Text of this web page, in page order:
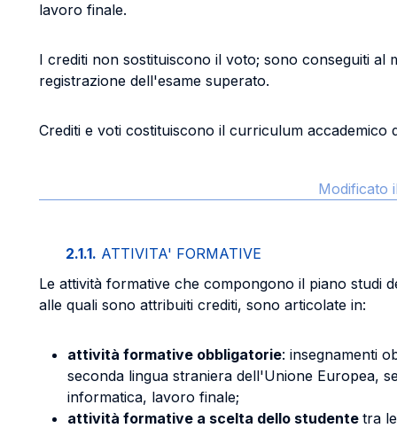
lavoro finale.
I crediti non sostituiscono il voto; sono conseguiti al
registrazione dell'esame superato.
Crediti e voti costituiscono il curriculum accademico
Modificato
2.1.1. ATTIVITA' FORMATIVE
Le attività formative che compongono il piano studi
alle quali sono attribuiti crediti, sono articolate in:
attività formative obbligatorie: insegnamenti
seconda lingua straniera dell'Unione Europea,
informatica, lavoro finale;
attività formative a scelta dello studente tra